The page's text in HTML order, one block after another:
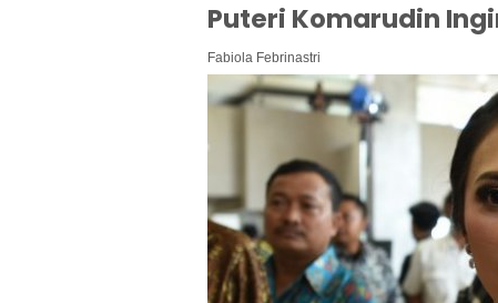
Puteri Komarudin
Fabiola Febrinastri